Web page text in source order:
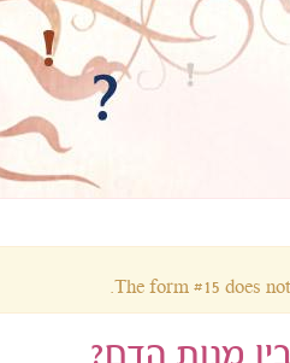
The form #15 does